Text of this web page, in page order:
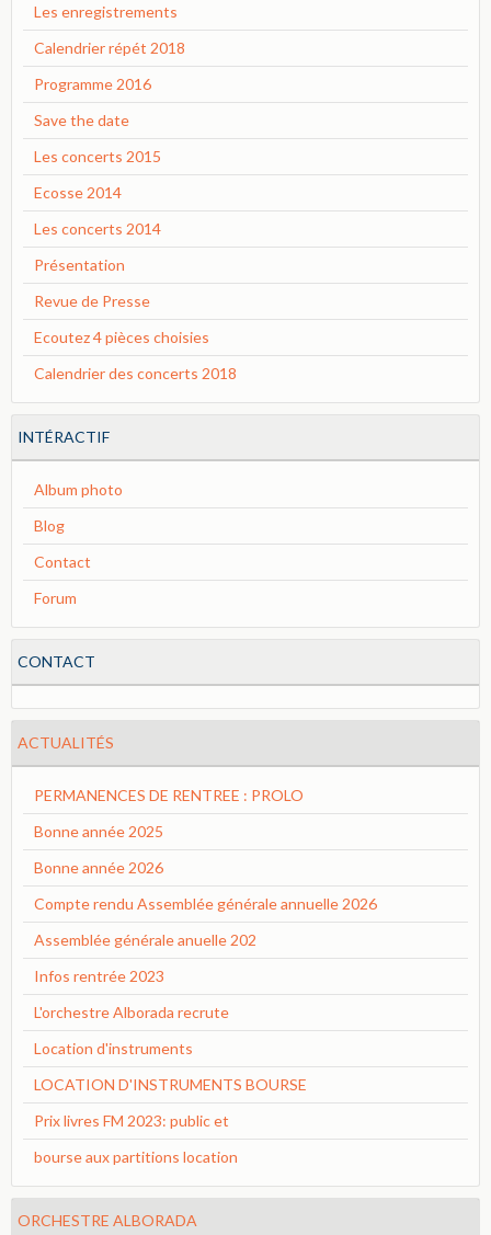
Les enregistrements
Calendrier répét 2018
Programme 2016
Save the date
Les concerts 2015
Ecosse 2014
Les concerts 2014
Présentation
Revue de Presse
Ecoutez 4 pièces choisies
Calendrier des concerts 2018
INTÉRACTIF
Album photo
Blog
Contact
Forum
CONTACT
ACTUALITÉS
PERMANENCES DE RENTREE : PROLO
Bonne année 2025
Bonne année 2026
Compte rendu Assemblée générale annuelle 2026
Assemblée générale anuelle 202
Infos rentrée 2023
L'orchestre Alborada recrute
Location d'instruments
LOCATION D'INSTRUMENTS BOURSE
Prix livres FM 2023: public et
bourse aux partitions location
ORCHESTRE ALBORADA